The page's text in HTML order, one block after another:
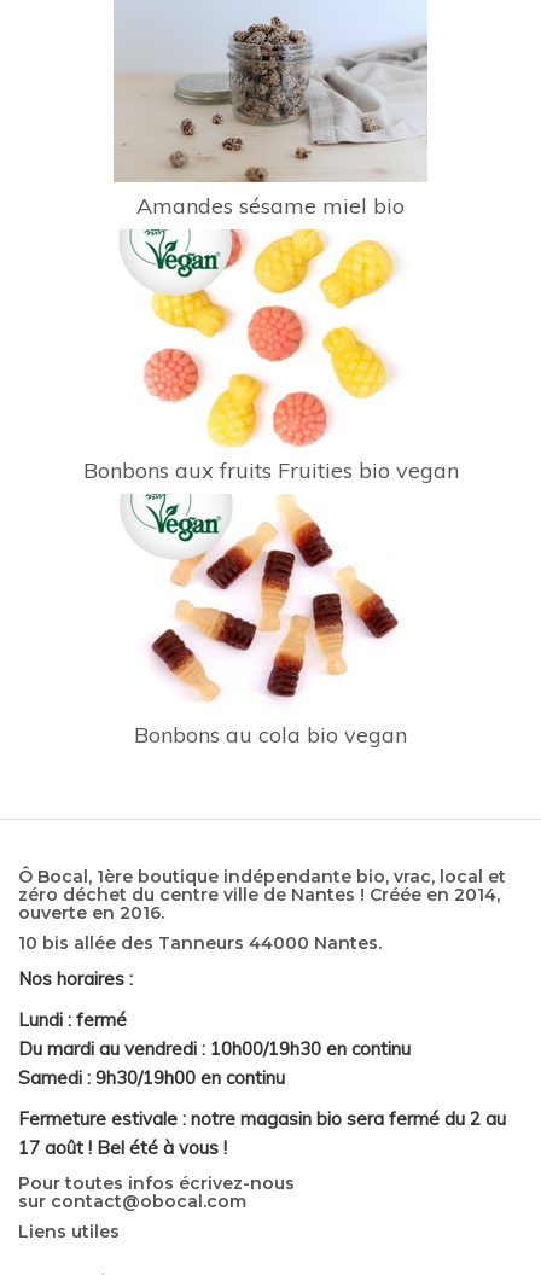
Amandes sésame miel bio
Bonbons aux fruits Fruities bio vegan
Bonbons au cola bio vegan
Ô Bocal, 1ère boutique indépendante bio, vrac, local et
zéro déchet du centre ville de Nantes ! Créée en 2014,
ouverte en 2016.
10 bis allée des Tanneurs 44000 Nantes.
Nos horaires :
Lundi : fermé
Du mardi au vendredi : 10h00/19h30 en continu
Samedi : 9h30/19h00 en continu
Fermeture estivale : notre magasin bio sera fermé du 2 au
17 août ! Bel été à vous !
Pour toutes infos écrivez-nous
sur contact@obocal.com
Liens utiles